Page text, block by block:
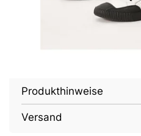
Produkthinweise
Versand